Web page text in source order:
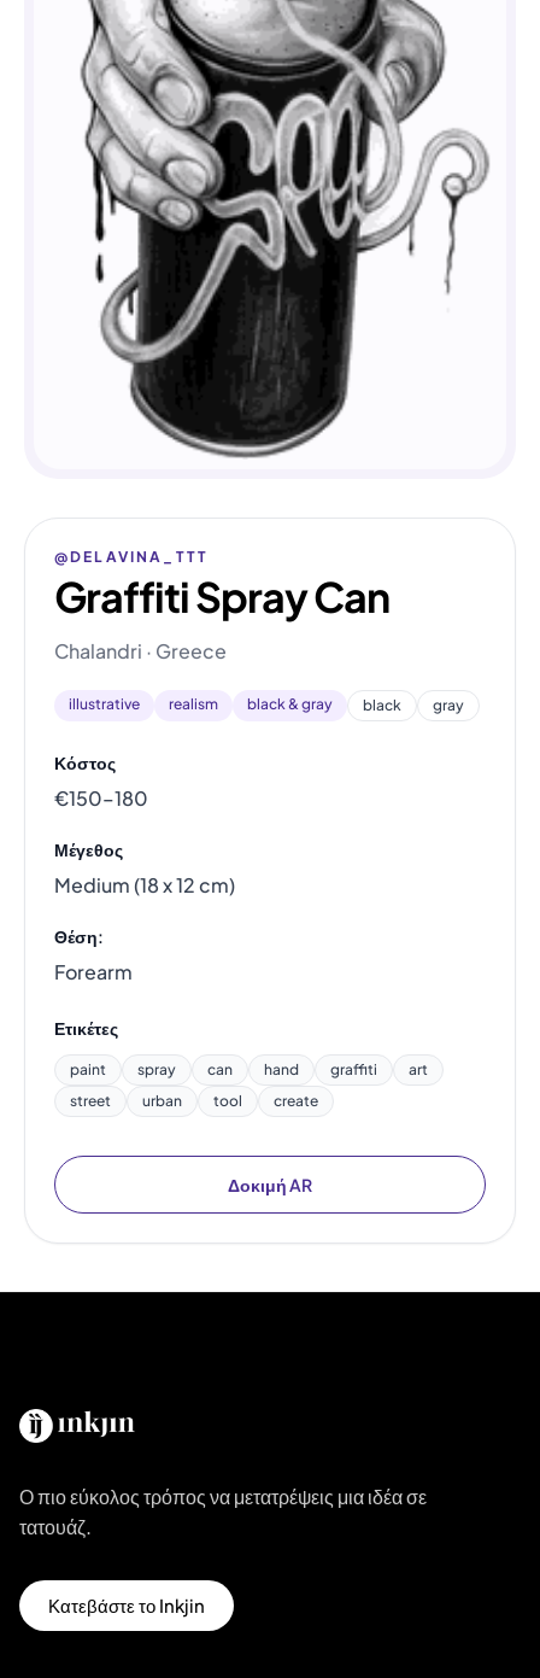
@DELAVINA_TTT
Graffiti Spray Can
Chalandri · Greece
illustrative realism black & gray black gray
Κόστος
€150–180
Μέγεθος
Medium (18 x 12 cm)
Θέση:
Forearm
Ετικέτες
paint spray can hand graffiti
art
street
urban tool create
Δοκιμή AR
Ο πιο εύκολος τρόπος να μετατρέψεις μια ιδέα σε
τατουάζ.
Κατεβάστε το Inkjin